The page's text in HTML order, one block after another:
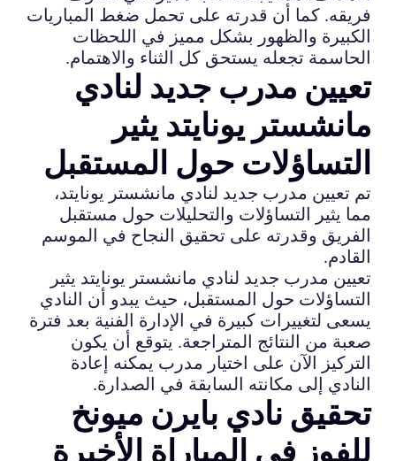
فريقه. كما أن قدرته على تحمل ضغط المباريات
الكبيرة والظهور بشكل مميز في اللحظات
الحاسمة تجعله يستحق كل الثناء والاهتمام.
تعيين مدرب جديد لنادي
مانشستر يونايتد يثير
التساؤلات حول المستقبل
تم تعيين مدرب جديد لنادي مانشستر يونايتد،
مما يثير التساؤلات والتحليلات حول مستقبل
الفريق وقدرته على تحقيق النجاح في الموسم
القادم.
تعيين مدرب جديد لنادي مانشستر يونايتد يثير
التساؤلات حول المستقبل، حيث يبدو أن النادي
يسعى لتغييرات كبيرة في الإدارة الفنية بعد فترة
صعبة من النتائج المتراجعة. يتوقع أن يكون
التركيز الآن على اختيار مدرب يمكنه إعادة
النادي إلى مكانته السابقة في الصدارة.
تحقيق نادي بايرن ميونخ
للفوز في المباراة الأخيرة